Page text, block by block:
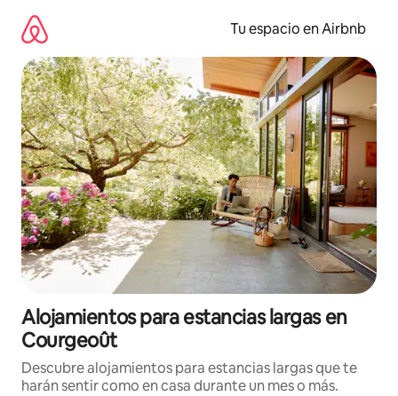
contenido
Tu espacio en Airbnb
Alojamientos para estancias largas en
Courgeoût
Descubre alojamientos para estancias largas que te
harán sentir como en casa durante un mes o más.